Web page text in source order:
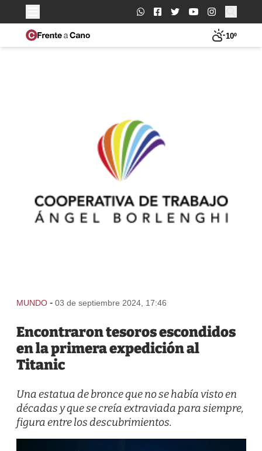
Buscar:
10º
MUNDO - 03 de septiembre 2024, 17:46
Encontraron tesoros escondidos
en la primera expedición al
Titanic
Una estatua de bronce que no se había visto en
décadas y que se creía extraviada para siempre,
figura entre los descubrimientos.